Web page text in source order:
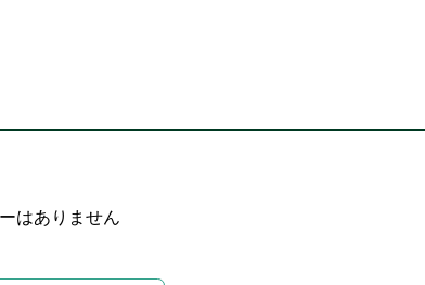
はありません